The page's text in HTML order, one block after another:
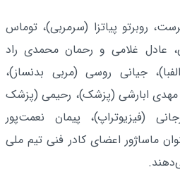
روبرتو پیاتزا (سرمربی)، توماس
عادل غلامی و رحمان محمدی راد
جیانی روسی (مربی بدنساز)،
مهدی ابارشی (پزشک)، رحیمی (پزشک
(فیزیوتراپ)، پیمان نعمت‌پور
ماساژور اعضای کادر فنی تیم ملی